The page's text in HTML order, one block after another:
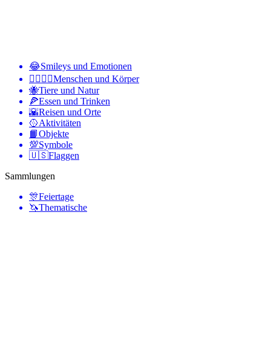
😂Smileys und Emotionen
👩‍❤️‍💋‍👨Menschen und Körper
🐝Tiere und Natur
🍕Essen und Trinken
🌇Reisen und Orte
🥎Aktivitäten
📙Objekte
💯Symbole
🇺🇸Flaggen
Sammlungen
🎊Feiertage
🦄Thematische